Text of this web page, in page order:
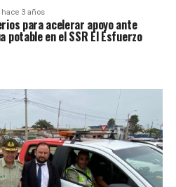
hace 3 años
para acelerar apoyo ante
potable en el SSR El Esfuerzo